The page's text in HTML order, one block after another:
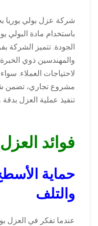
شركة عزل بولي يوريا
باستخدام مادة
الجودة. تتميز الشركة
والمهندسين ذوي
لاحتياجات العملاء.
مشروع تجاري، تضمن
تنفيذ عملية العزل بدقة
فوائد
حماية
والتلف
عندما تفكر في العزل